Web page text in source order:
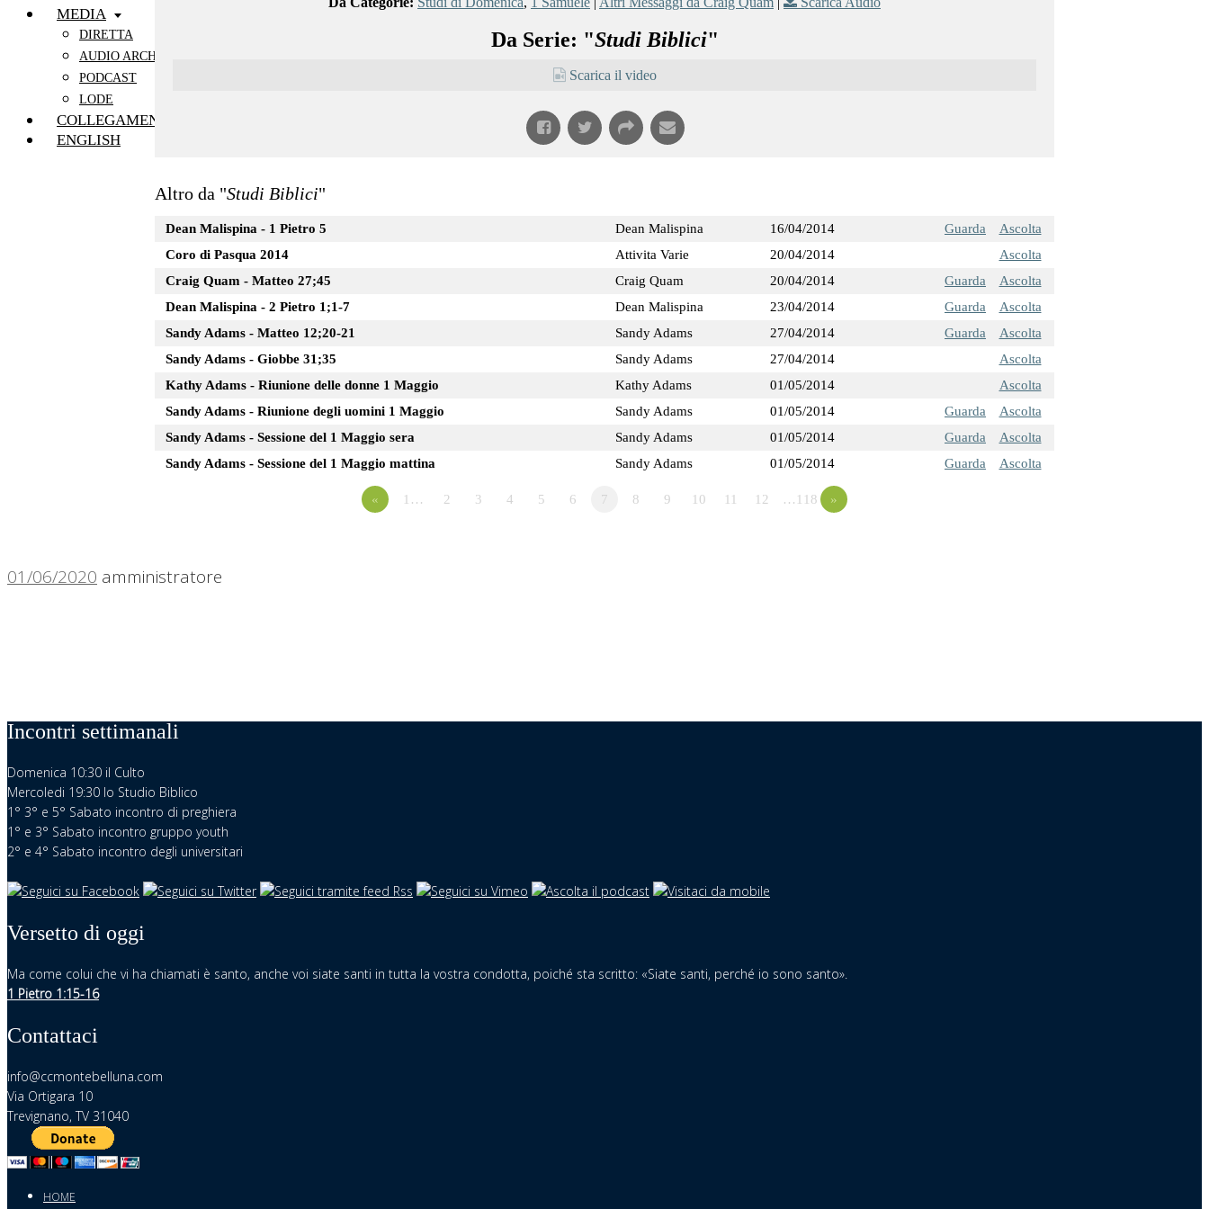
MEDIA
DIRETTA
AUDIO ARCHIVIO
PODCAST
LODE
COLLEGAMENTI
ENGLISH
Da Serie: "Studi Biblici"
Scarica il video
Altro da "Studi Biblici"
Dean Malispina - 1 Pietro 5 Dean Malispina 16/04/2014 Guarda
Ascolta
Coro di Pasqua 2014
Attivita Varie 20/04/2014
Ascolta
Craig Quam - Matteo 27;45
Craig Quam 20/04/2014 Guarda
Ascolta
Dean Malispina - 2 Pietro 1;1-7
Dean Malispina 23/04/2014 Guarda
Ascolta
Sandy Adams - Matteo 12;20-21
Sandy Adams 27/04/2014 Guarda
Ascolta
Sandy Adams - Giobbe 31;35
Sandy Adams 27/04/2014
Ascolta
Kathy Adams - Riunione delle donne 1 Maggio
Kathy Adams 01/05/2014
Ascolta
Sandy Adams - Riunione degli uomini 1 Maggio
Sandy Adams 01/05/2014 Guarda
Ascolta
Sandy Adams - Sessione del 1 Maggio sera
Sandy Adams 01/05/2014 Guarda
Ascolta
Sandy Adams - Sessione del 1 Maggio mattina
Sandy Adams 01/05/2014 Guarda Ascolta
« 1… 2 3 4 5 6 7 8 9 10 11 12 …118 »
01/06/2020 amministratore
Incontri settimanali
Domenica 10:30 il Culto
Mercoledi 19:30 lo Studio Biblico
1° 3° e 5° Sabato incontro di preghiera
1° e 3° Sabato incontro gruppo youth
2° e 4° Sabato incontro degli universitari
Versetto di oggi
Ma come colui che vi ha chiamati è santo, anche voi siate santi in tutta la vostra condotta, poiché sta scritto: «Siate santi, perché io sono santo».
1 Pietro 1:15-16
Contattaci
info@ccmontebelluna.com
Via Ortigara 10
Trevignano, TV 31040
HOME